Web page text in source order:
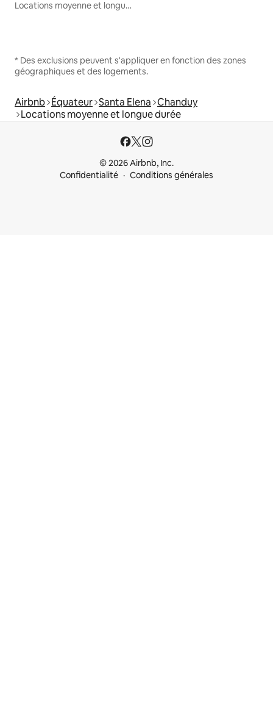
Locations moyenne et longue durée
* Des exclusions peuvent s'appliquer en fonction des zones
géographiques et des logements.
Airbnb Équateur Santa Elena Chanduy
Locations moyenne et longue durée
© 2026 Airbnb, Inc.
Confidentialité
Conditions générales